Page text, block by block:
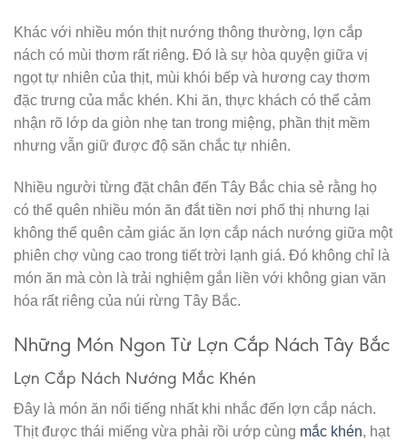
Khác với nhiều món thịt nướng thông thường, lợn cắp
nách có mùi thơm rất riêng. Đó là sự hòa quyện giữa vị
ngọt tự nhiên của thịt, mùi khói bếp và hương cay thơm
đặc trưng của mắc khén. Khi ăn, thực khách có thể cảm
nhận rõ lớp da giòn nhẹ tan trong miệng, phần thịt mềm
nhưng vẫn giữ được độ săn chắc tự nhiên.
Nhiều người từng đặt chân đến Tây Bắc chia sẻ rằng họ
có thể quên nhiều món ăn đắt tiền nơi phố thị nhưng lại
không thể quên cảm giác ăn lợn cắp nách nướng giữa một
phiên chợ vùng cao trong tiết trời lạnh giá. Đó không chỉ là
món ăn mà còn là trải nghiệm gắn liền với không gian văn
hóa rất riêng của núi rừng Tây Bắc.
Những Món Ngon Từ Lợn Cắp Nách Tây Bắc
Lợn Cắp Nách Nướng Mắc Khén
Đây là món ăn nổi tiếng nhất khi nhắc đến lợn cắp nách.
Thịt được thái miếng vừa phải rồi ướp cùng mắc khén, hạt